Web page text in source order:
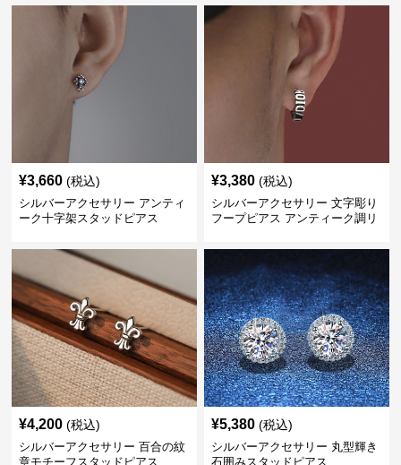
¥3,660 (税込)
シルバーアクセサリー アンティ
ーク十字架スタッドピアス
¥3,380 (税込)
シルバーアクセサリー 文字彫り
フープピアス アンティーク調リ
¥4,200 (税込)
シルバーアクセサリー 百合の紋
章モチーフスタッドピアス
¥5,380 (税込)
シルバーアクセサリー 丸型輝き
石囲みスタッドピアス